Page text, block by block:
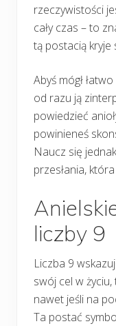
rzeczywistości
cały czas – to
tą postacią kryje
Abyś mógł
od razu ją
powiedzieć
powinieneś
Naucz się
przesłania,
liczby 9
Liczba 9
swój cel w
nawet jeśli na
Ta postać